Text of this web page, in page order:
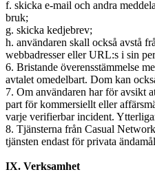
f. skicka e-mail och andra
bruk;
g. skicka kedjebrev;
h. användaren skall också avstå
webbadresser eller URL:s i sin
6. Bristande överensstämmelse
avtalet omedelbart. Dom kan
7. Om användaren har för avsikt
part för kommersiellt eller
varje verifierbar incident.
8. Tjänsterna från Casual
tjänsten endast för privata
IX. Verksamhet